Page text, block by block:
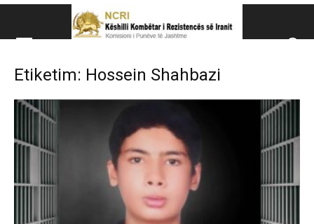
Këshillit Kombëtar të
Këshillit Kombëtar të Rezistencës së Iranit (NCRI)
Etiketim: Hossein Shahbazi